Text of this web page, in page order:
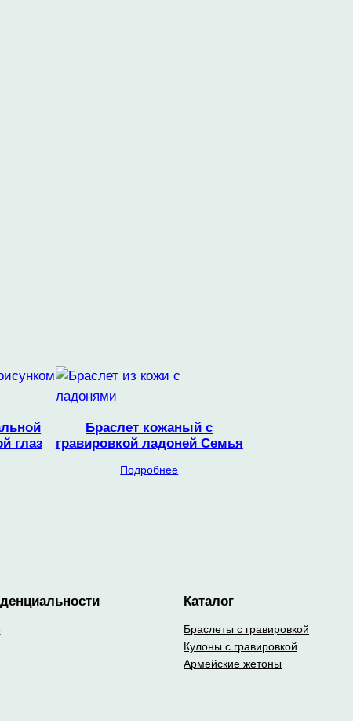
глаз
Браслет кожаный с
гравировкой ладоней Семья
Подробнее
Каталог
Браслеты с гравировкой
Кулоны с гравировкой
Армейские жетоны